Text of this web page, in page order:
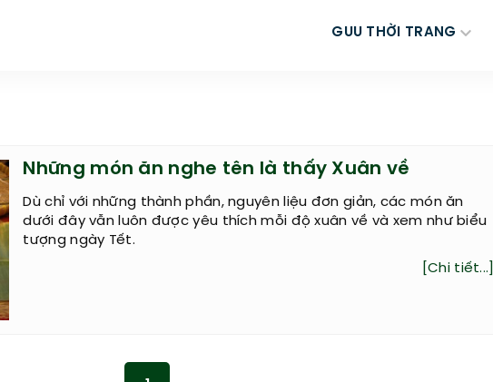
GUU THỜI TRANG
Những món ăn nghe tên là thấy Xuân về
Dù chỉ với những thành phần, nguyên liệu đơn giản, các món ăn
dưới đây vẫn luôn được yêu thích mỗi độ xuân về và xem như biểu
tượng ngày Tết.
[Chi tiết...]